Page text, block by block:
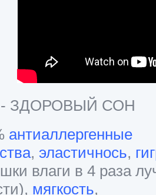
- ЗДОРОВЫЙ СОН
антиаллергенные
,эластичнось,
влаги в 4 раза
мягкость,